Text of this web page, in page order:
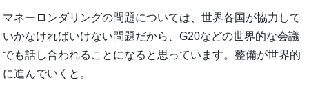
マネーロンダリングの問題については、世界各国が協力して
いかなければいけない問題だから、G20などの世界的な会議
でも話し合われることになると思っています。整備が世界的
に進んでいくと。